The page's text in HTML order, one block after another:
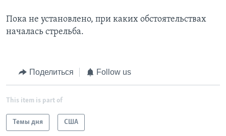
Пока не установлено, при каких обстоятельствах
началась стрельба.
Поделиться Follow us
This item is part of
Темы дня США